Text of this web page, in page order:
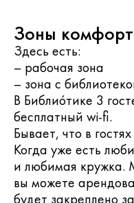
Зоны
Здесь есть:
– рабочая зона
– зона с
В Библиóтике 3
бесплатный wi-fi.
Бывает, что в
Когда уже есть
и любимая кружка.
вы можете
будет закреплено